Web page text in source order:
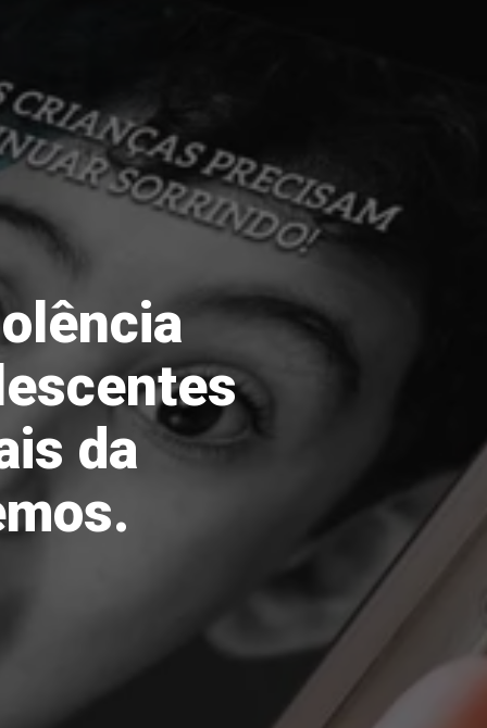
da